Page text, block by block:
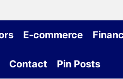
E-commerce
Contact Pin Posts